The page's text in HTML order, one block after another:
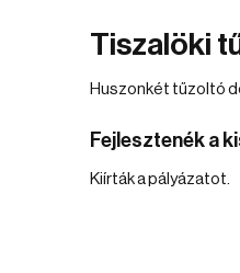
Tiszalöki
Huszonkét tűzoltó
Fejlesztenék a
Kiírták a pályázatot.